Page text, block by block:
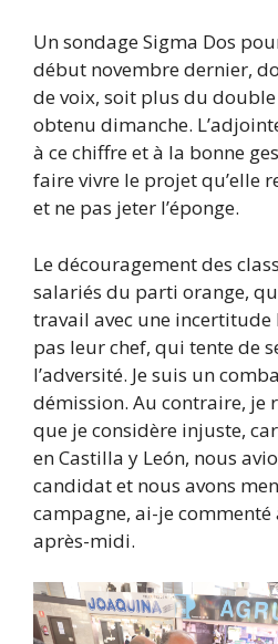
Un sondage Sigma Dos
début novembre dernier,
de voix, soit plus du double
obtenu dimanche.
à ce chiffre et à la bonne
faire vivre le projet qu’elle
et ne pas jeter l’éponge.
Le découragement des
salariés du parti orange,
travail avec une incertitude
pas leur chef, qui tente de
l’adversité. Je suis un
démission. Au contraire, je
que je considère injuste,
en Castilla y León, nous
candidat et nous avons
campagne, ai-je commenté
après-midi.